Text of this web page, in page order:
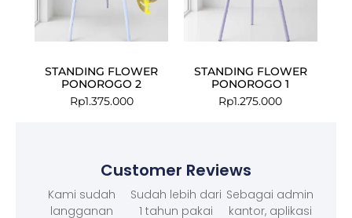
STANDING FLOWER
PONOROGO 2
Rp1.375.000
STANDING FLOWER
PONOROGO 1
Rp1.275.000
Customer Reviews
Kami sudah
langganan
Sudah lebih dari
1 tahun pakai
Sebagai admin
kantor, aplikasi